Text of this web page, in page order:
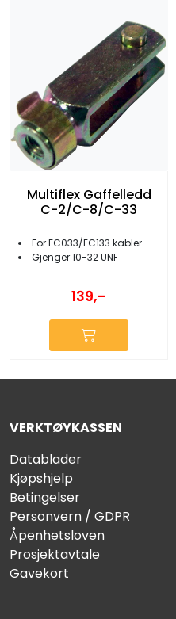
Multiflex Gaffelledd
C-2/C-8/C-33
For EC033/EC133 kabler
Gjenger 10-32 UNF
139,-
VERKTØYKASSEN
Datablader
Kjøpshjelp
Betingelser
Personvern / GDPR
Åpenhetsloven
Prosjektavtale
Gavekort